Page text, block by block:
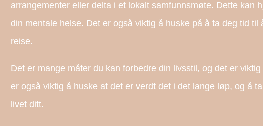
arrangementer eller delta i et lokalt samfunnsmøte. Dette kan
din mentale helse. Det er også viktig å huske på å ta deg tid
reise.
Det er mange måter du kan forbedre din livsstil, og det er
er også viktig å huske at det er verdt det i det lange løp, og å
livet ditt.